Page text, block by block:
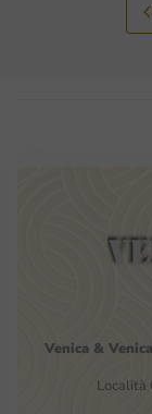
Venica & Venica
Località